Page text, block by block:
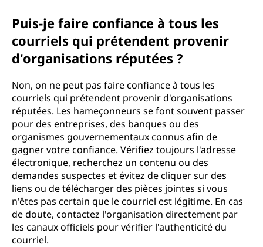
Puis-je faire confiance à tous les
courriels qui prétendent provenir
d'organisations réputées ?
Non, on ne peut pas faire confiance à tous les
courriels qui prétendent provenir d'organisations
réputées. Les hameçonneurs se font souvent passer
pour des entreprises, des banques ou des
organismes gouvernementaux connus afin de
gagner votre confiance. Vérifiez toujours l'adresse
électronique, recherchez un contenu ou des
demandes suspectes et évitez de cliquer sur des
liens ou de télécharger des pièces jointes si vous
n'êtes pas certain que le courriel est légitime. En cas
de doute, contactez l'organisation directement par
les canaux officiels pour vérifier l'authenticité du
courriel.